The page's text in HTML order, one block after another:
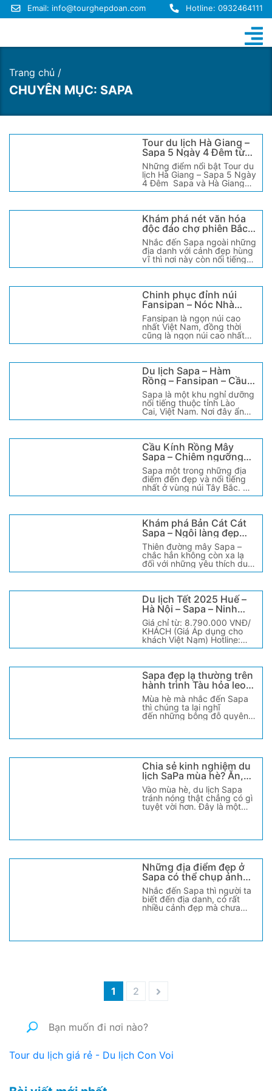
Email: info@tourghepdoan.com Hotline: 0932464111
Trang chủ /
CHUYÊN MỤC: SAPA
Tour du lịch Hà Giang –
Sapa 5 Ngày 4 Đêm từ
Huế
Những điểm nổi bật Tour du
lịch Hà Giang – Sapa 5 Ngày
4 Đêm Sapa và Hà Giang
đều là những [...]
Khám phá nét văn hóa
độc đáo chợ phiên Bắc
Hà – Sapa
Nhắc đến Sapa ngoài những
địa danh với cảnh đẹp hùng
vĩ thì nơi này còn nổi tiếng
với các chợ phiên [...]
Chinh phục đỉnh núi
Fansipan – Nóc Nhà
Đông Dương ở Lào Cai,
Việt Nam
Fansipan là ngọn núi cao
nhất Việt Nam, đồng thời
cũng là ngọn núi cao nhất
trong ba nước Đông [...]
Du lịch Sapa – Hàm
Rồng – Fansipan – Cầu
Kính Rồng Mây 5N4Đ
Sapa là một khu nghỉ dưỡng
nổi tiếng thuộc tỉnh Lào
Cai, Việt Nam. Nơi đây ẩn
chứa nhiều điều kỳ [...]
Cầu Kính Rồng Mây
Sapa – Chiêm ngưỡng
vẻ đẹp vùng núi Tây Bắc
Sapa một trong những địa
điểm đến đẹp và nổi tiếng
nhất ở vùng núi Tây Bắc. Nơi
đây với không khí vô [...]
Khám phá Bản Cát Cát
Sapa – Ngôi làng đẹp
nhất ở núi rừng Tây Bắc
Thiên đường mây Sapa –
chắc hẳn không còn xa lạ
đối với những yêu thích du
lịch ở Việt Nam mà còn du
Du lịch Tết 2025 Huế –
Hà Nội – Sapa – Ninh
Bình – Huế 5 Ngày 4
Đêm
Giá chỉ từ: 8.790.000 VNĐ/
KHÁCH (Giá Áp dụng cho
khách Việt Nam) Hotline:
0932464111 | LỊCH TRÌNH
Sapa đẹp lạ thường trên
hành trình Tàu hỏa leo
núi Mường Hoa 2018
Mùa hè mà nhắc đến Sapa
thì chúng ta lại nghĩ
đến những bông đỗ quyên
Chia sẻ kinh nghiệm du
lịch SaPa mùa hè? Ăn,
chơi gì, ở đâu?
Vào mùa hè, du lịch Sapa
tránh nóng thật chẳng có gì
tuyệt vời hơn. Đây là một
Những địa điểm đẹp ở
Sapa có thể chụp ảnh
cưới.
Nhắc đến Sapa thì người ta
biết đến địa danh, có rất
nhiều cảnh đẹp mà chưa
1 2
Tour du lịch giá rẻ - Du lịch Con Voi